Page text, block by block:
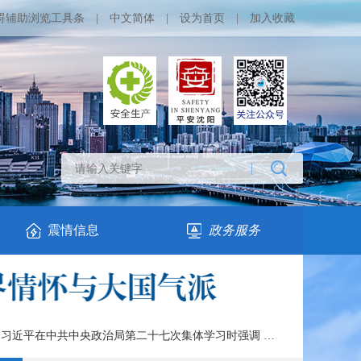
辅助浏览工具条 中文简体 设为首页 加入收藏
震情信息 政务服务
习近平在中共中央政治局第二十七次集体学习时强调 强化政治引领 深化创新发展 高质量推进国防和军队现代化